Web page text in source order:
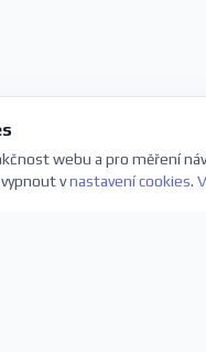
webu a pro měření
vnastavení cookies.